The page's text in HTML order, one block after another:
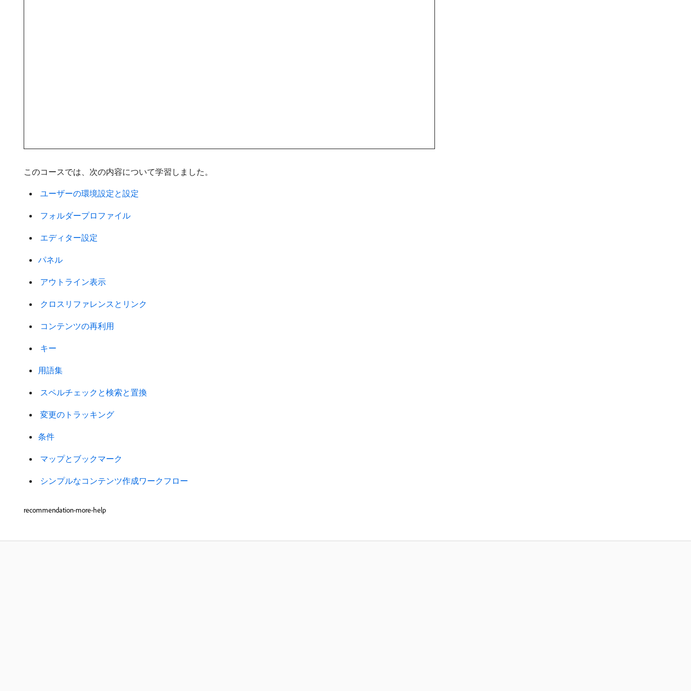
このコースでは、次の内容について学習しました。
​ ユーザーの環境設定と設定 ​
​ フォルダープロファイル ​
​ エディター設定 ​
パネル
​ アウトライン表示 ​
​ クロスリファレンスとリンク ​
​ コンテンツの再利用 ​
​ キー ​
用語集
​ スペルチェックと検索と置換 ​
​ 変更のトラッキング ​
条件
​ マップとブックマーク ​
​ シンプルなコンテンツ作成ワークフロー ​
recommendation-more-help